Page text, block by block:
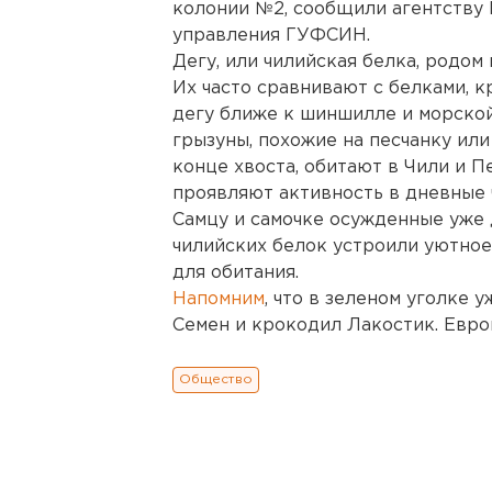
колонии №2, сообщили
управления ГУФСИН.
Дегу, или чилийская белка,
Их часто сравнивают с белками,
дегу ближе к шиншилле и
грызуны, похожие на песчанку
конце хвоста, обитают в Чили и
проявляют активность в дневные
Самцу и самочке осужденные
чилийских белок устроили
для обитания.
Напомним, что в зеленом уголке
Семен и крокодил Лакостик.
Общество